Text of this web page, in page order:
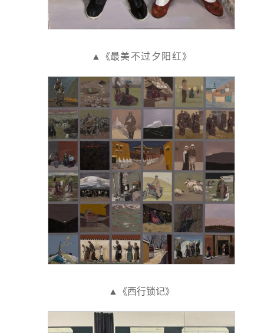
▲《最美不过夕阳红》
▲《西行锁记》